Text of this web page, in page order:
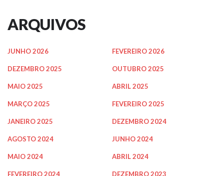
ARQUIVOS
JUNHO 2026 FEVEREIRO 2026
DEZEMBRO 2025 OUTUBRO 2025
MAIO 2025 ABRIL 2025
MARÇO 2025 FEVEREIRO 2025
JANEIRO 2025 DEZEMBRO 2024
AGOSTO 2024 JUNHO 2024
MAIO 2024 ABRIL 2024
FEVEREIRO 2024 DEZEMBRO 2023